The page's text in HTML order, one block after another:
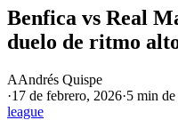
Benfica vs Real
duelo de ritmo
AAndrés Quispe
·17 de febrero, 2026·5 min de
league